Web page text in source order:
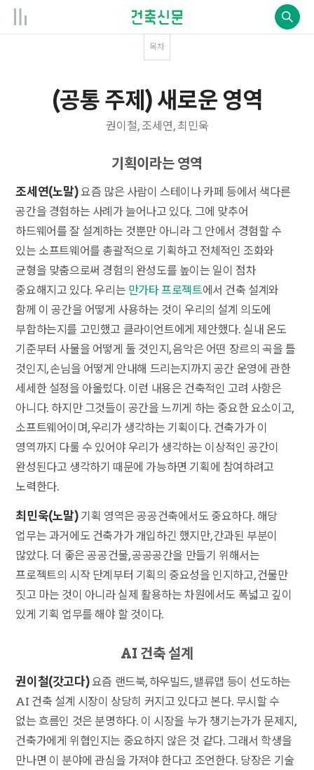
목차
(공통 주제) 새로운 영역
권이철, 조세연, 최민욱
기획이라는 영역
조세연(노말)요즘 많은 사람이 스테이나 카페 등에서 색다른
공간을 경험하는 사례가 늘어나고 있다. 그에 맞추어
하드웨어를 잘 설계하는 것뿐만 아니라 그 안에서 경험할 수
있는 소프트웨어를 총괄적으로 기획하고 전체적인 조화와
균형을 맞춤으로써 경험의 완성도를 높이는 일이 점차
중요해지고 있다. 우리는 만가타 프로젝트에서 건축 설계와
함께 이 공간을 어떻게 사용하는 것이 우리의 설계 의도에
부합하는지를 고민했고 클라이언트에게 제안했다. 실내 온도
기준부터 사물을 어떻게 둘 것인지, 음악은 어떤 장르의 곡을 틀
것인지, 손님을 어떻게 안내해 드리는지까지 공간 운영에 관한
세세한 설정을 아울렀다. 이런 내용은 건축적인 고려 사항은
아니다. 하지만 그것들이 공간을 느끼게 하는 중요한 요소이고,
소프트웨어이며, 우리가 생각하는 기획이다. 건축가가 이
영역까지 다룰 수 있어야 우리가 생각하는 이상적인 공간이
완성된다고 생각하기 때문에 가능하면 기획에 참여하려고
노력한다.
최민욱(노말)기획 영역은 공공건축에서도 중요하다. 해당
업무는 과거에도 건축가가 개입하긴 했지만, 간과된 부분이
많았다. 더 좋은 공공건물, 공공공간을 만들기 위해서는
프로젝트의 시작 단계부터 기획의 중요성을 인지하고, 건물만
짓고 마는 것이 아니라 실제 활용하는 차원에서도 폭넓고 깊이
있게 기획 업무를 해야 할 것이다.
AI 건축 설계
권이철(갓고다)요즘 랜드북, 하우빌드, 밸류맵 등이 선도하는
AI 건축 설계 시장이 상당히 커지고 있다고 본다. 무시할 수
없는 흐름인 것은 분명하다. 이 시장을 누가 챙기는가가 문제지,
건축가에게 위협인지는 중요하지 않은 것 같다. 그래서 학생을
만나면 이 분야에 관심을 가져야 한다고 조언한다. 당장은 기술